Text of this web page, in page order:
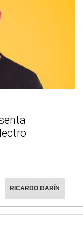
RICARDO DARÍN